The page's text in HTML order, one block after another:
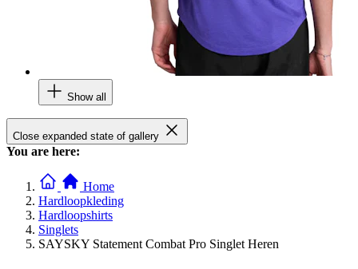
Show all
Close expanded state of gallery
You are here:
Home
Hardloopkleding
Hardloopshirts
Singlets
SAYSKY Statement Combat Pro Singlet Heren